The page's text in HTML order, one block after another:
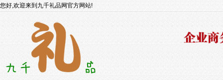
您好,欢迎来到九千礼品网官方网站!